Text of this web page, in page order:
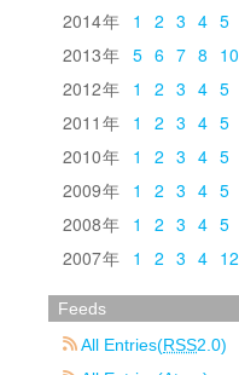
2014
1 2 3 4 5
2013
5 6 7 8 10
2012
1 2 3 4 5
2011
1 2 3 4 5
2010
1 2 3 4 5
2009
1 2 3 4 5
2008
1 2 3 4 5
2007
1 2 3 4 12
Feeds
All Entries(RSS2.0)